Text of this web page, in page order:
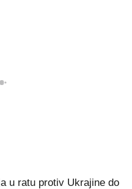
u ratu protiv Ukrajine do